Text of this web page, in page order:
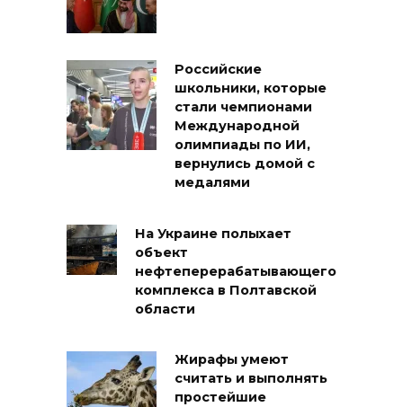
Российские
школьники, которые
стали чемпионами
Международной
олимпиады по ИИ,
вернулись домой с
медалями
На Украине полыхает
объект
нефтеперерабатывающего
комплекса в Полтавской
области
Жирафы умеют
считать и выполнять
простейшие